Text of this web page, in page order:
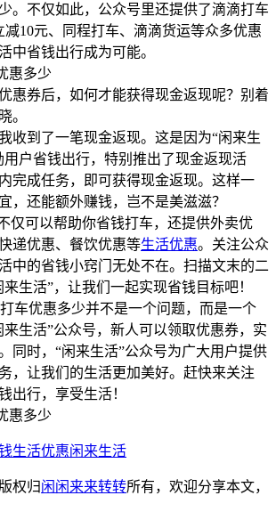
。不仅如此，公众号里还提供了滴滴打车
10元、同程打车、滴滴货运等众多优惠
中省钱出行成为可能。
惠券后，如何才能获得现金返现呢？别着
。
收到了一笔现金返现。这是因为“闲来生
用户省钱出行，特别推出了现金返现活
完成任务，即可获得现金返现。这样一
，还能额外赚钱，岂不是美滋滋？
仅可以帮助你省钱打车，还提供外卖优
递优惠、餐饮优惠等生活优惠。关注公众
中的省钱小窍门无处不在。扫描文末的二
生活”，让我们一起实现省钱目标吧！
车优惠多少并不是一个问题，而是一个
来生活”公众号，新人可以领取优惠券，实
同时，“闲来生活”公众号为广大用户提供
，让我们的生活更加美好。赶快来关注
出行，享受生活！
生活优惠闲来生活
权归闲闲来来转转所有，欢迎分享本文，